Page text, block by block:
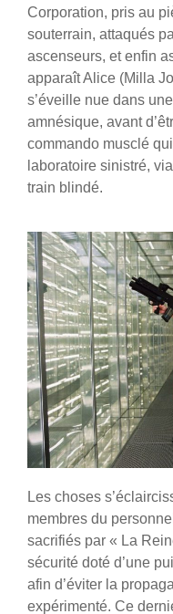
Corporation, pris au
souterrain, attaqués
ascenseurs, et enfin
apparaît Alice (Milla
s’éveille nue dans
amnésique, avant
commando musclé
laboratoire sinistré,
train blindé.
Les choses
membres du
sacrifiés par « La
sécurité doté d’une
afin d’éviter la
expérimenté. Ce